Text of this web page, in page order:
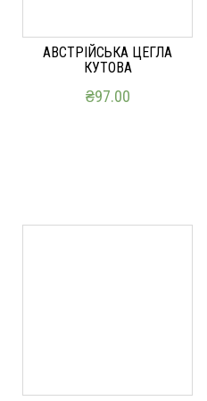
АВСТРІЙСЬКА ЦЕГЛА
КУТОВА
₴97.00